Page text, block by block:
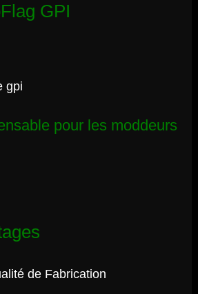
GPI
pour les moddeurs
de Fabrication